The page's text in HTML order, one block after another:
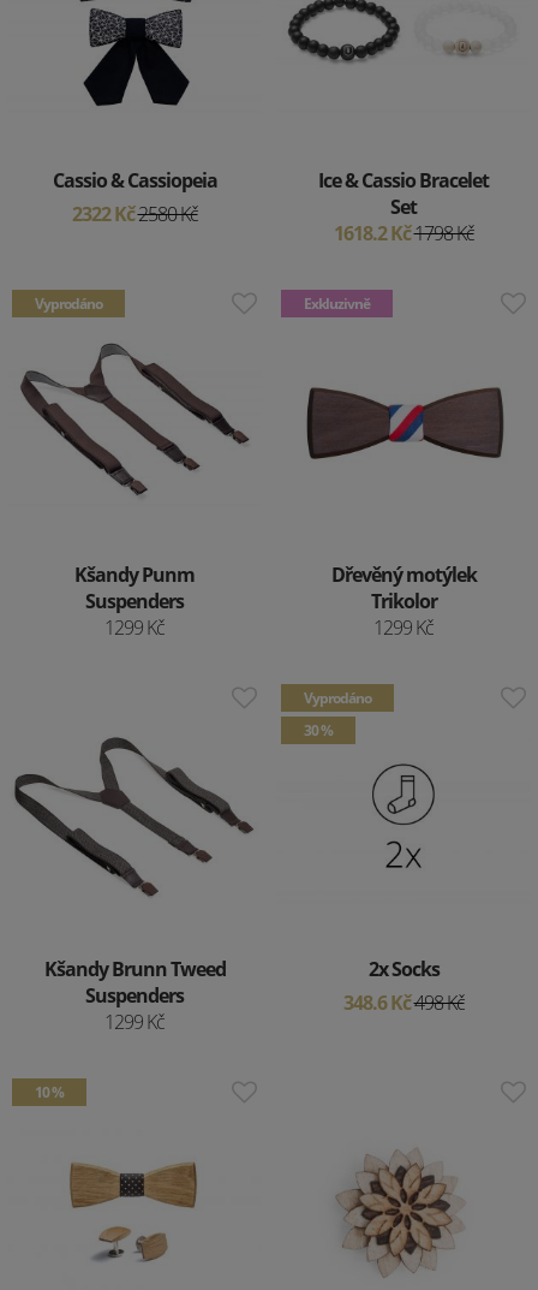
Cassio & Cassiopeia
2322 Kč2580 Kč
Ice & Cassio Bracelet
Set
1618.2 Kč1798 Kč
Vyprodáno
Kšandy Punm
Suspenders
1299 Kč
Exkluzivně
Dřevěný motýlek
Trikolor
1299 Kč
Kšandy Brunn Tweed
Suspenders
1299 Kč
Vyprodáno
30 %
2x Socks
348.6 Kč498 Kč
10 %